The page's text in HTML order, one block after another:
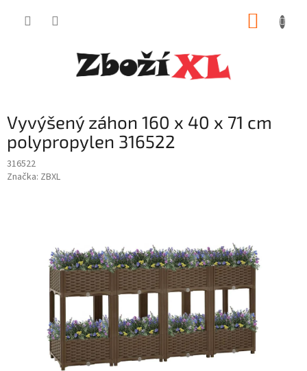
Vyvýšený záhon 160 x 40 x 71 cm
polypropylen 316522
316522
Značka: ZBXL